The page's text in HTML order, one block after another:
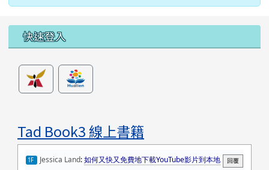
左邊區域內容
快速登入
Tad Book3 線上書籍